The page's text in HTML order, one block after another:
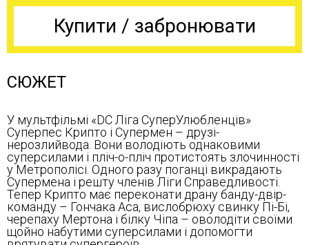
Купити / забронювати
СЮЖЕТ
У мультфільмі «DC Ліга СуперУлюбленців»
Суперпес Крипто і Супермен – друзі-
нерозлийвода. Вони володіють однаковими
суперсилами і пліч-о-пліч протистоять злочинності
у Метрополісі. Одного разу поганці викрадають
Супермена і решту членів Ліги Справедливості.
Тепер Крипто має переконати драну банду-двір-
команду – Гончака Аса, вислобрюху свинку Пі-Бі,
черепаху Мертона і білку Чіпа – оволодіти своїми
щойно набутими суперсилами і допомогти